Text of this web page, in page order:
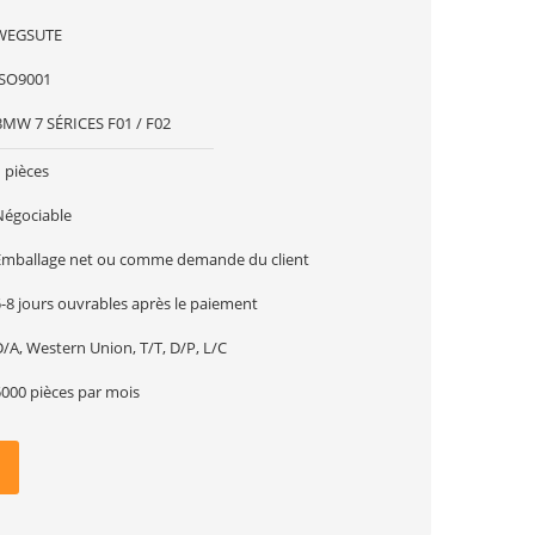
7 SÉRICES F01 / F02
pièces
net ou comme demande du client
8 jours ouvrables après le paiement
A, Western Union, T/T, D/P, L/C
pièces par mois